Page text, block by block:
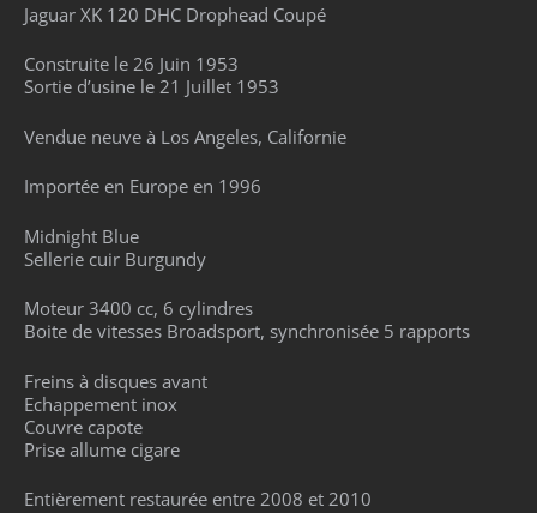
Jaguar XK 120 DHC Drophead Coupé
Construite le 26 Juin 1953
Sortie d’usine le 21 Juillet 1953
Vendue neuve à Los Angeles, Californie
Importée en Europe en 1996
Midnight Blue
Sellerie cuir Burgundy
Moteur 3400 cc, 6 cylindres
Boite de vitesses Broadsport, synchronisée 5 rapports
Freins à disques avant
Echappement inox
Couvre capote
Prise allume cigare
Entièrement restaurée entre 2008 et 2010